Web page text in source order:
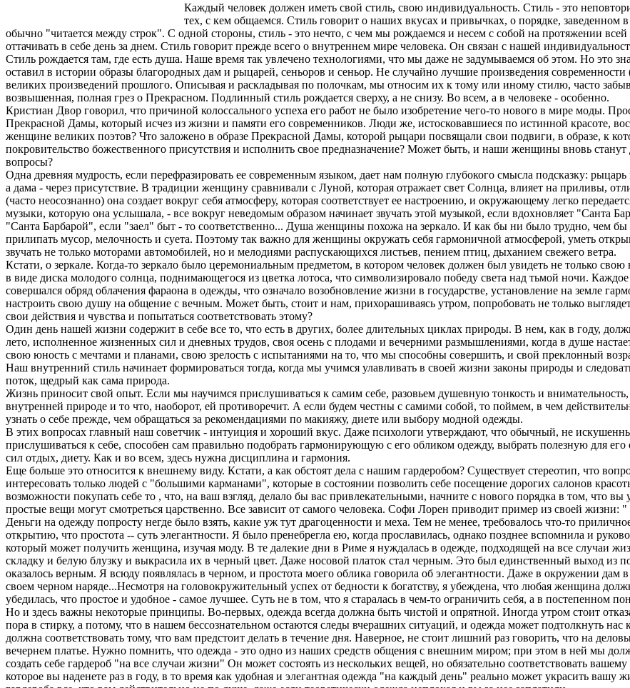
Каждый человек должен иметь свой стиль, свою индивидуальность. Стиль - это
тех, с кем общаемся. Стиль говорит о наших вкусах и привычках, о порядке,
обычно "читается между строк". С одной стороны, стиль - это нечто, с чем мы рождаемся и несем с собой на протяжении
оттачивать в себе день за днем. Стиль говорит прежде всего о внутреннем мире человека. Он связан с нашей
Стиль рождается там, где есть душа. Наше время так увлечено технологиями, что мы даже не задумываемся об этом. Но это
оставил в истории образы благородных дам и рыцарей, сеньоров и сеньор. Не случайно лучшие произведения
великих произведений прошлого. Описывая и раскладывая по полочкам, мы относим их к тому или иному стилю, часто
возвышенная, полная грез о Прекрасном. Подлинный стиль рождается сверху, а не снизу. Во всем, а в человеке - особенно.
Кристиан Двор говорил, что причиной колоссального успеха его работ не было изобретение чего-то нового в мире моды.
Прекрасной Дамы, который исчез из жизни и памяти его современников. Люди же, истосковавшиеся по истинной красоте,
женщине великих поэтов? Что заложено в образе Прекрасной Дамы, которой рыцари посвящали свои подвиги, в образе, к
покровительство божественного присутствия и исполнить свое предназначение? Может быть, и наши женщины вновь
вопросы?
Одна древняя мудрость, если перефразировать ее современным языком, дает нам полную глубокого смысла подсказку:
а дама - через присутствие. В традиции женщину сравнивали с Луной, которая отражает свет Солнца, влияет на приливы,
(часто неосознанно) она создает вокруг себя атмосферу, которая соответствует ее настроению, и окружающему легко
музыки, которую она услышала, - все вокруг неведомым образом начинает звучать этой музыкой, если вдохновляет "Санта
"Санта Барбарой", если "заел" быт - то соответственно... Душа женщины похожа на зеркало. И как бы ни было трудно, чем
прилипать мусор, мелочность и суета. Поэтому так важно для женщины окружать себя гармоничной атмосферой, уметь
звучать не только моторами автомобилей, но и мелодиями распускающихся листьев, пением птиц, дыханием свежего ветра.
Кстати, о зеркале. Когда-то зеркало было церемониальным предметом, в котором человек должен был увидеть не только
в виде диска молодого солнца, поднимающегося из цветка лотоса, что символизировало победу света над тьмой ночи.
совершался обряд облачения фараона в одежды, что означало возобновление жизни в государстве, установление на земле
настроить свою душу на общение с вечным. Может быть, стоит и нам, прихорашиваясь утром, попробовать не только
свои действия и чувства и попытаться соответствовать этому?
Один день нашей жизни содержит в себе все то, что есть в других, более длительных циклах природы. В нем, как в году,
лето, исполненное жизненных сил и дневных трудов, своя осень с плодами и вечерними размышлениями, когда в душе
свою юность с мечтами и планами, свою зрелость с испытаниями на то, что мы способны совершить, и свой преклонный
Наш внутренний стиль начинает формироваться тогда, когда мы учимся улавливать в своей жизни законы природы и
поток, щедрый как сама природа.
Жизнь приносит свой опыт. Если мы научимся прислушиваться к самим себе, разовьем душевную тонкость и
внутренней природе и то что, наоборот, ей противоречит. А если будем честны с самими собой, то поймем, в чем
узнать о себе прежде, чем обращаться за рекомендациями по макияжу, диете или выбору модной одежды.
В этих вопросах главный наш советчик - интуиция и хороший вкус. Даже психологи утверждают, что обычный, не
прислушиваться к себе, способен сам правильно подобрать гармонирующую с его обликом одежду, выбрать полезную для
сил отдых, диету. Как и во всем, здесь нужна дисциплина и гармония.
Еще больше это относится к внешнему виду. Кстати, а как обстоят дела с нашим гардеробом? Существует стереотип, что
интересовать только людей с "большими карманами", которые в состоянии позволить себе посещение дорогих салонов
возможности покупать себе то , что, на ваш взгляд, делало бы вас привлекательными, начните с нового порядка в том, что
простые вещи могут смотреться царственно. Все зависит от самого человека. Софи Лорен приводит пример из своей жизни: "
Деньги на одежду попросту негде было взять, какие уж тут драгоценности и меха. Тем не менее, требовалось что-то
открытию, что простота -- суть элегантности. Я было пренебрегла ею, когда прославилась, однако позднее вспомнила и
который может получить женщина, изучая моду. В те далекие дни в Риме я нуждалась в одежде, подходящей на все случаи
складку и белую блузку и выкрасила их в черный цвет. Даже носовой платок стал черным. Это был единственный выход из
оказалось верным. Я всюду появлялась в черном, и простота моего облика говорила об элегантности. Даже в окружении дам
своем черном наряде...Несмотря на головокружительный успех от бедности к богатству, я убеждена, что любая женщина
убедилась, что простое и удобное - самое лучшее. Суть не в том, что я старалась в чем-то ограничить себя, а в постепенном
Но и здесь важны некоторые принципы. Во-первых, одежда всегда должна быть чистой и опрятной. Иногда утром стоит
пора в стирку, а потому, что в нашем бессознательном остаются следы вчерашних ситуаций, и одежда может подтолкнуть
должна соответствовать тому, что вам предстоит делать в течение дня. Наверное, не стоит лишний раз говорить, что на
вечернем платье. Нужно помнить, что одежда - это одно из наших средств общения с внешним миром; при этом в ней мы
создать себе гардероб "на все случаи жизни" Он может состоять из нескольких вещей, но обязательно соответствовать
которое вы наденете раз в году, в то время как удобная и элегантная одежда "на каждый день" реально может украсить вашу